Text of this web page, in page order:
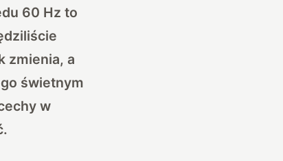
60 Hz to
zmienia, a
świetnym
w